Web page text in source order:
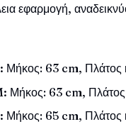
εφαρμογή,
Μήκος: 63 cm, Πλάτος
Μήκος: 63 cm, Πλάτος
Μήκος: 65 cm, Πλάτος